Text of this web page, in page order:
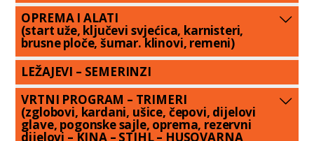
OPREMA I ALATI
(start uže, ključevi svjećica, karnisteri,
brusne ploče, šumar. klinovi, remeni)
LEŽAJEVI – SEMERINZI
VRTNI PROGRAM – TRIMERI
(zglobovi, kardani, ušice, čepovi, dijelovi
glave, pogonske sajle, oprema, rezervni
dijelovi – KINA – STIHL – HUSQVARNA